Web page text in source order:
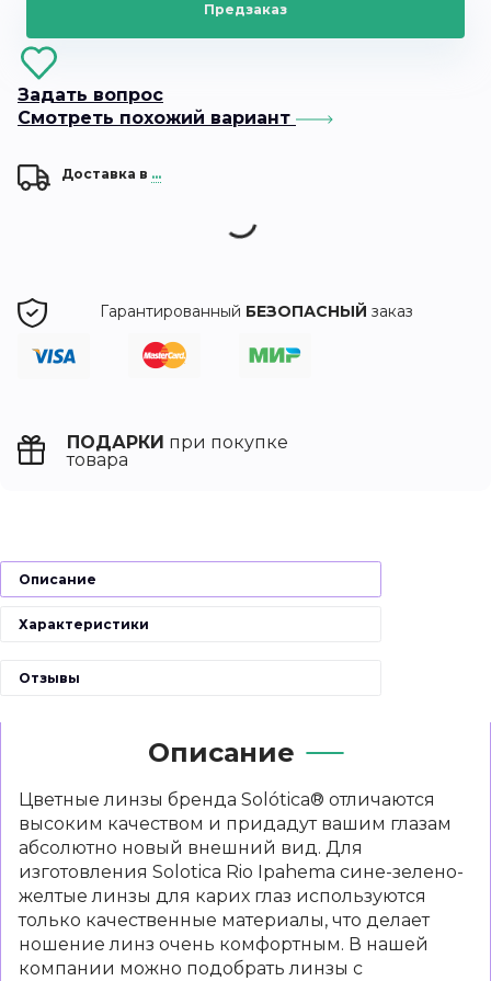
Предзаказ
Задать вопрос
Смотреть похожий вариант
Доставка в ...
Гарантированный БЕЗОПАСНЫЙ заказ
ПОДАРКИ при покупке
товара
Описание
Характеристики
Отзывы
Описание
Цветные линзы бренда Solótica® отличаются
высоким качеством и придадут вашим глазам
абсолютно новый внешний вид. Для
изготовления Solotica Rio Ipahema сине-зелено-
желтые линзы для карих глаз используются
только качественные материалы, что делает
ношение линз очень комфортным. В нашей
компании можно подобрать линзы с